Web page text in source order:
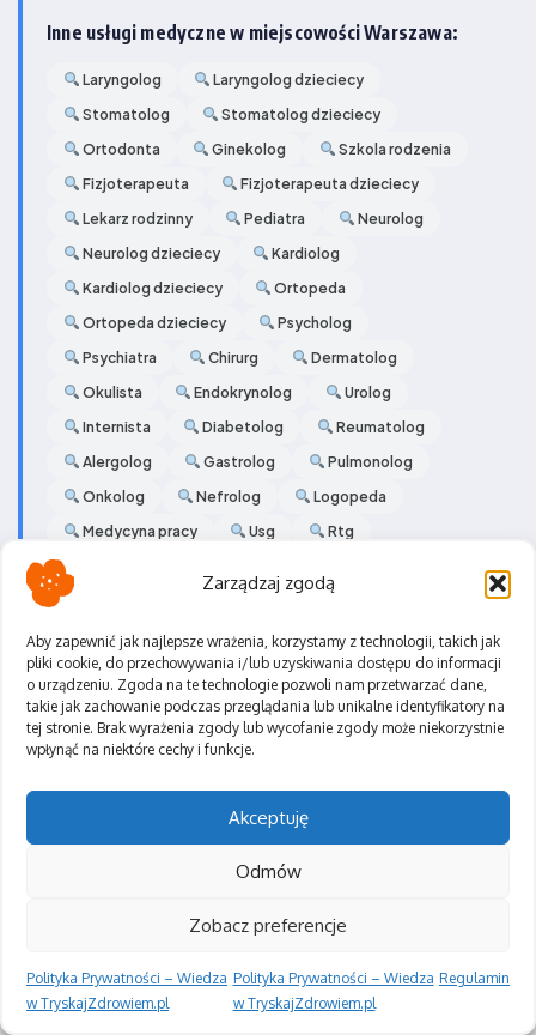
Zarządzaj zgodą
Aby zapewnić jak najlepsze wrażenia, korzystamy z technologii, takich jak
pliki cookie, do przechowywania i/lub uzyskiwania dostępu do informacji
o urządzeniu. Zgoda na te technologie pozwoli nam przetwarzać dane,
takie jak zachowanie podczas przeglądania lub unikalne identyfikatory na
tej stronie. Brak wyrażenia zgody lub wycofanie zgody może niekorzystnie
wpłynąć na niektóre cechy i funkcje.
Akceptuję
Odmów
Zobacz preferencje
Polityka Prywatności – Wiedza
w TryskajZdrowiem.pl
Polityka Prywatności – Wiedza
w TryskajZdrowiem.pl
Regulamin
Inne usługi medyczne w miejscowości Warszawa:
Laryngolog
Laryngolog dzieciecy
Stomatolog
Stomatolog dzieciecy
Ortodonta
Ginekolog
Szkola rodzenia
Fizjoterapeuta
Fizjoterapeuta dzieciecy
Lekarz rodzinny
Pediatra
Neurolog
Neurolog dzieciecy
Kardiolog
Kardiolog dzieciecy
Ortopeda
Ortopeda dzieciecy
Psycholog
Psychiatra
Chirurg
Dermatolog
Okulista
Endokrynolog
Urolog
Internista
Diabetolog
Reumatolog
Alergolog
Gastrolog
Pulmonolog
Onkolog
Nefrolog
Logopeda
Medycyna pracy
Usg
Rtg
Szczepienia
Dowiedz się więcej o
specjalizacji
Ambulatorium okulistyczne to jednostka
diagnostyce i leczeniu schorzeń oczu